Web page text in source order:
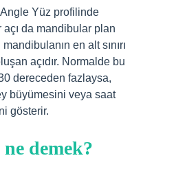
Yüz profilinde
açı da mandibular plan
mandibulanın en alt sınırı
açıdır. Normalde bu
30 dereceden fazlaysa,
büyümesini veya saat
gösterir.
demek?